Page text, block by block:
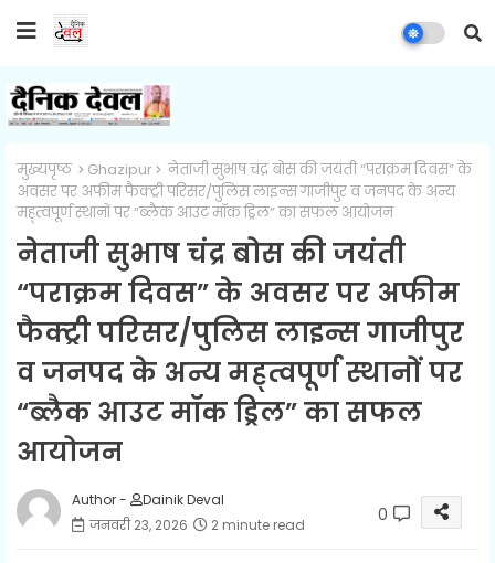
मुख्यपृष्ठ Ghazipur
नेताजी सुभाष चंद्र बोस की जयंती “पराक्रम दिवस” के
अवसर पर अफीम फैक्ट्री परिसर/पुलिस लाइन्स गाजीपुर व जनपद के अन्य
मह्त्वपूर्ण स्थानों पर “ब्लैक आउट मॉक ड्रिल” का सफल आयोजन
नेताजी सुभाष चंद्र बोस की जयंती
“पराक्रम दिवस” के अवसर पर अफीम
फैक्ट्री परिसर/पुलिस लाइन्स गाजीपुर
व जनपद के अन्य मह्त्वपूर्ण स्थानों पर
“ब्लैक आउट मॉक ड्रिल” का सफल
आयोजन
Author -
Dainik Deval
जनवरी 23, 2026
2 minute read 0